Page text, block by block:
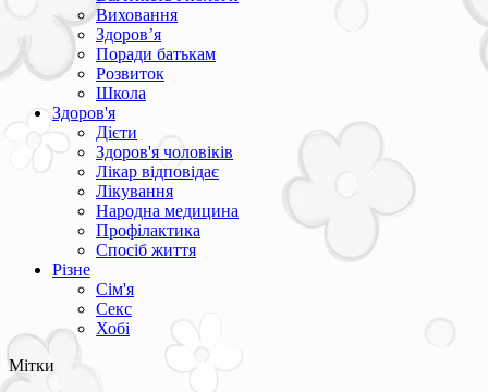
Виховання
Здоров’я
Поради батькам
Розвиток
Школа
Здоров'я
Дієти
Здоров'я чоловіків
Лікар відповідає
Лікування
Народна медицина
Профілактика
Спосіб життя
Різне
Сім'я
Секс
Хобі
Мітки